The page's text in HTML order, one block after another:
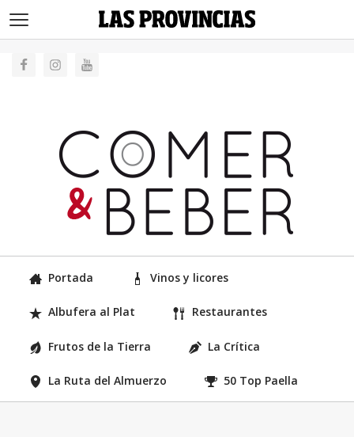
Portada Vinos y licores
Albufera al Plat Restaurantes
Frutos de la Tierra La Crítica
La Ruta del Almuerzo 50 Top Paella